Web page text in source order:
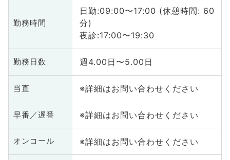
勤務時間
日勤:09:00〜17:00 (休憩時間: 60
分)
夜診:17:00〜19:30
勤務日数 週4.00日〜5.00日
当直 ※詳細はお問い合わせください
早番／遅番 ※詳細はお問い合わせください
オンコール ※詳細はお問い合わせください